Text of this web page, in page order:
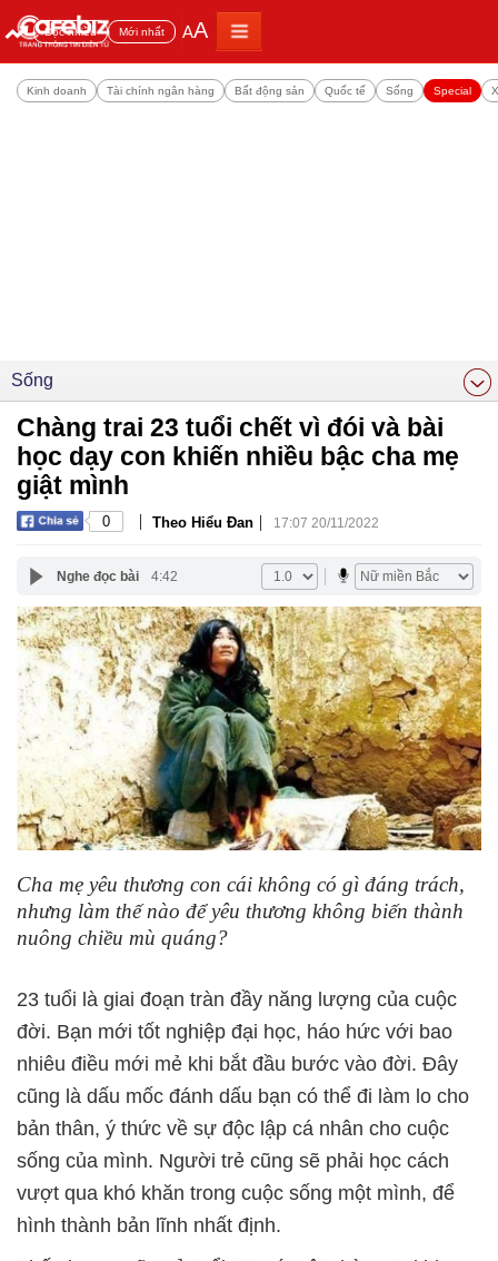
Đọc nhiều Mới nhất AA
Kinh doanh Tài chính ngân hàng Bất động sản Quốc tế Sống Special
Sống
Chàng trai 23 tuổi chết vì đói và bài
học dạy con khiến nhiều bậc cha mẹ
giật mình
0 | Theo Hiểu Đan | 17:07 20/11/2022
Nghe đọc bài 4:42
Cha mẹ yêu thương con cái không có gì đáng trách,
nhưng làm thế nào để yêu thương không biến thành
nuông chiều mù quáng?
23 tuổi là giai đoạn tràn đầy năng lượng của cuộc
đời. Bạn mới tốt nghiệp đại học, háo hức với bao
nhiêu điều mới mẻ khi bắt đầu bước vào đời. Đây
cũng là dấu mốc đánh dấu bạn có thể đi làm lo cho
bản thân, ý thức về sự độc lập cá nhân cho cuộc
sống của mình. Người trẻ cũng sẽ phải học cách
vượt qua khó khăn trong cuộc sống một mình, để
hình thành bản lĩnh nhất định.